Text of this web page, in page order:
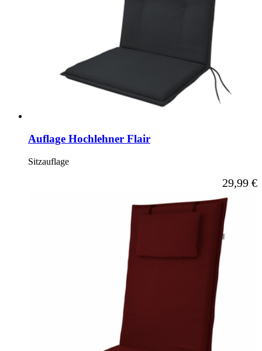
Auflage Hochlehner Flair
Sitzauflage
Ab
29,99 €